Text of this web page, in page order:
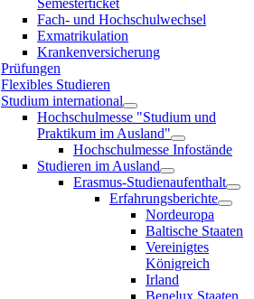
Fach- und Hochschulwechsel
Exmatrikulation
Krankenversicherung
Prüfungen
Flexibles Studieren
Studium international
Hochschulmesse "Studium und
Praktikum im Ausland"
Hochschulmesse Infostände
Studieren im Ausland
Erasmus-Studienaufenthalt
Erfahrungsberichte
Nordeuropa
Baltische Staaten
Vereinigtes
Königreich
Irland
Benelux Staaten